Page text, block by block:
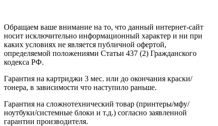
Обращаем ваше внимание на то, что данный интернет-сайт
носит исключительно информационный характер и ни при
каких условиях не является публичной офертой,
определяемой положениями Статьи 437 (2) Гражданского
кодекса РФ.
Гарантия на картриджи 3 мес. или до окончания краски/
тонера, в зависимости что наступило раньше.
Гарантия на сложнотехнический товар (принтеры/мфу/
ноутбуки/системные блоки и т.д.) согласно заявленной
гарантии производителя.